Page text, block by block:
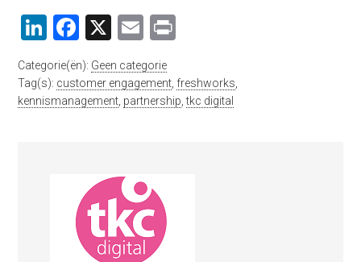
LinkedIn
Facebook
X Email
Categorie(ën): Geen categorie
Tag(s): customer engagement freshworks
kennismanagement partnership ,tkc digital